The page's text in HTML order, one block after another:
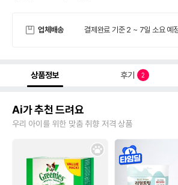
업체배송 결제완료 기준 2 ~ 7일 소요 예
상품정보 후기 2
Ai가 추천 드려요
우리 아이를 위한 맞춤 취향 저격 상품